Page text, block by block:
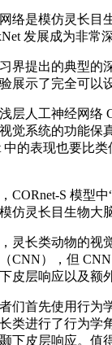
是模仿灵长目生
发展成为非常
提出的典型的深
展示了完全可以
人工神经网络
觉系统的功能保
中的表现也要比
S 模型中
仿灵长目生物大
长类动物的视觉
CNN），但
皮层响应以及额
首先使用行为学
类进行了行为学
下皮层响应。值